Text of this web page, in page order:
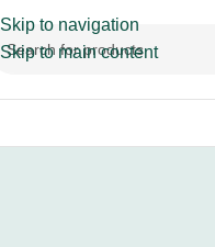
Skip to navigation
Skip to main content